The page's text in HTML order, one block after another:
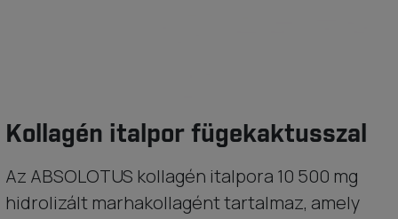
Kollagén italpor fügekaktusszal
Az ABSOLOTUS kollagén italpora 10 500 mg
hidrolizált marhakollagént tartalmaz, amely